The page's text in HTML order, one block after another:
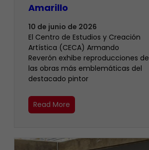
Amarillo
10 de junio de 2026
El Centro de Estudios y Creación
Artística (CECA) Armando
Reverón exhibe reproducciones de
las obras más emblemáticas del
destacado pintor
Read More